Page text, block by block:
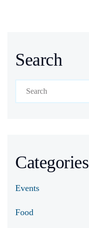
Search
Categories
Events
Food